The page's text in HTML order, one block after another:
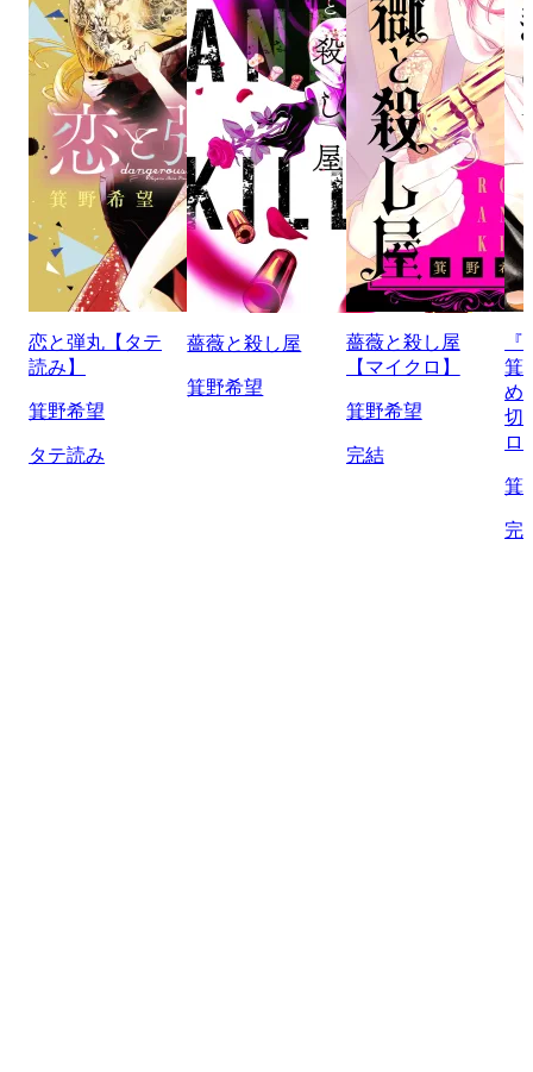
恋と弾丸【タテ
読み】
箕野希望
タテ読み
薔薇と殺し屋
箕野希望
薔薇と殺し屋
【マイクロ】
箕野希望
完結
箕
め
切
ロ
箕
完